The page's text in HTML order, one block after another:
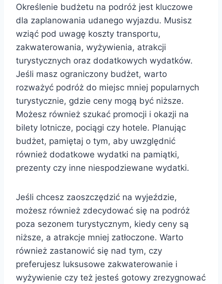
Określenie budżetu na podróż jest kluczowe
dla zaplanowania udanego wyjazdu. Musisz
wziąć pod uwagę koszty transportu,
zakwaterowania, wyżywienia, atrakcji
turystycznych oraz dodatkowych wydatków.
Jeśli masz ograniczony budżet, warto
rozważyć podróż do miejsc mniej popularnych
turystycznie, gdzie ceny mogą być niższe.
Możesz również szukać promocji i okazji na
bilety lotnicze, pociągi czy hotele. Planując
budżet, pamiętaj o tym, aby uwzględnić
również dodatkowe wydatki na pamiątki,
prezenty czy inne niespodziewane wydatki.
Jeśli chcesz zaoszczędzić na wyjeździe,
możesz również zdecydować się na podróż
poza sezonem turystycznym, kiedy ceny są
niższe, a atrakcje mniej zatłoczone. Warto
również zastanowić się nad tym, czy
preferujesz luksusowe zakwaterowanie i
wyżywienie czy też jesteś gotowy zrezygnować